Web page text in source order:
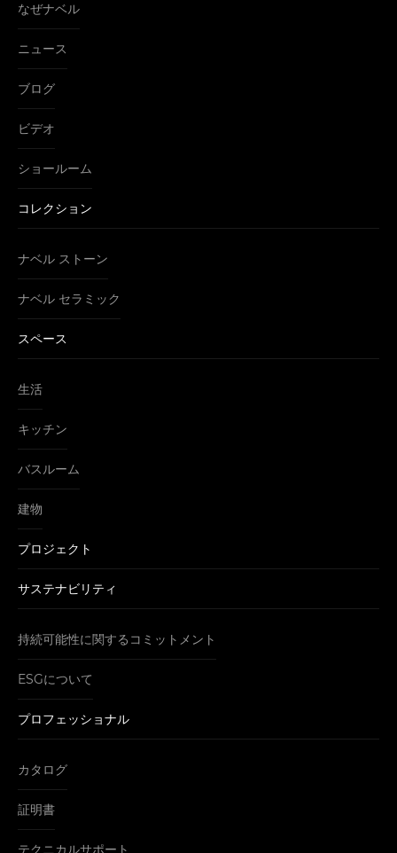
なぜナベル
ニュース
ブログ
ビデオ
ショールーム
コレクション
ナベル ストーン
ナベル セラミック
スペース
生活
キッチン
バスルーム
建物
プロジェクト
サステナビリティ
持続可能性に関するコミットメント
ESGについて
プロフェッショナル
カタログ
証明書
テクニカルサポート